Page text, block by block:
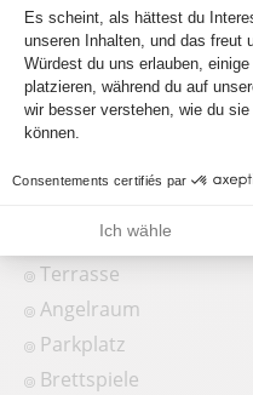
Kostenloser privater
Bettzeug und
Équipements
Garage
Terrasse
Angelraum
Parkplatz
Brettspiele
Es scheint, als hättest du
unseren Inhalten, und das freut
Würdest du uns erlauben,
platzieren, während du auf
wir besser verstehen, wie du
können.
Consentements certifiés par
Ich wähle